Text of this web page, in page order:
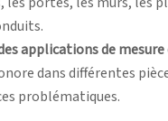
applications de mesure
dans différentes
problématiques.